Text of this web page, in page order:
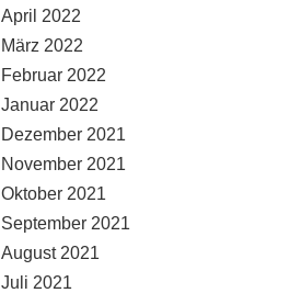
April 2022
März 2022
Februar 2022
Januar 2022
Dezember 2021
November 2021
Oktober 2021
September 2021
August 2021
Juli 2021